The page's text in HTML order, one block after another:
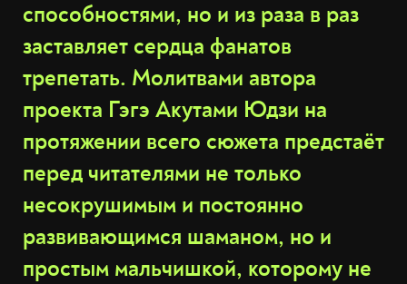
способностями, но и из раза в раз
заставляет сердца фанатов
трепетать. Молитвами автора
проекта Гэгэ Акутами Юдзи на
протяжении всего сюжета предстаёт
перед читателями не только
несокрушимым и постоянно
развивающимся шаманом, но и
простым мальчишкой, которому не